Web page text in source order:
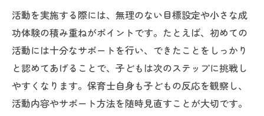
活動を実施する際には、無理のない目標設定や小さな成
功体験の積み重ねがポイントです。たとえば、初めての
活動には十分なサポートを行い、できたことをしっかり
と認めてあげることで、子どもは次のステップに挑戦し
やすくなります。保育士自身も子どもの反応を観察し、
活動内容やサポート方法を随時見直すことが大切です。